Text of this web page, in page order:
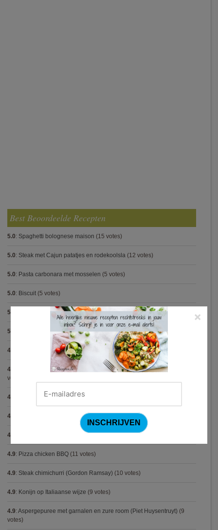
Best Beoordeelde Recepten
5.0: Spaghetti bolognese maison (15 votes)
5.0: Steak met Cajun patatjes en rodekoolsla (12 votes)
5.0: Pasta carbonara met mosselen (5 votes)
5.0: Biscuit (5 votes)
5.0 Spaghetti met krokante kip(5 votes)
5.0 Bolognese van champignon en linzen (Jamie Oliver)(5 votes)
4.9 Pasta met spinazieballetjes (Antonio Carluccio)(21 votes)
4.9 Volkorenspaghetti in mosterdsaus met prei en spek (Colruyt)
votes)
4.9 Gegrilde nougat met esdoornsiroop
4.9 Gegratineerde gehaktballen in tomatensaus (12 votes)
4.9 Gekarameliseerd witloof met serranoham (Ottolenghi)
4.9: Pizza chicken BBQ (11 votes)
4.9: Steak chimichurri (Gordon Ramsay) (10 votes)
4.9: Konijn op Italiaanse wijze (9 votes)
4.9: Aspergepuree met garnalen en zure room (Piet Huysentruyt) (9
votes)
×